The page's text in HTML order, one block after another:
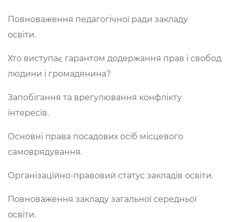
Повноваження педагогічної ради закладу
освіти.
Хто виступає гарантом додержання прав і свобод
людини і громадянина?
Запобігання та врегулювання конфлікту
інтересів.
Основні права посадових осіб місцевого
самоврядування.
Організаційно-правовий статус закладів освіти.
Повноваження закладу загальної середньої
освіти.